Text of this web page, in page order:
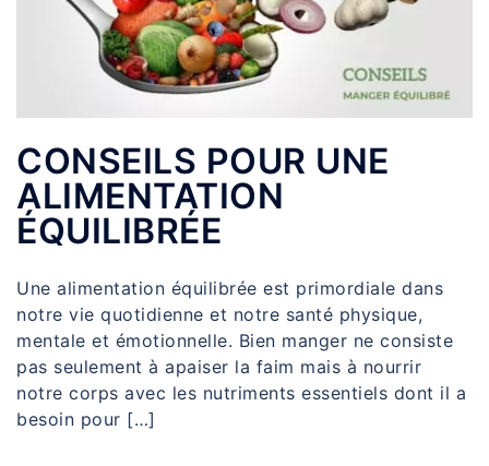
CONSEILS POUR UNE
ALIMENTATION
ÉQUILIBRÉE
Une alimentation équilibrée est primordiale dans
notre vie quotidienne et notre santé physique,
mentale et émotionnelle. Bien manger ne consiste
pas seulement à apaiser la faim mais à nourrir
notre corps avec les nutriments essentiels dont il a
besoin pour […]